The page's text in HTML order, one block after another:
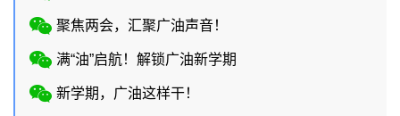
聚焦两会，汇聚广油声音！
满“油”启航！解锁广油新学期
新学期，广油这样干！